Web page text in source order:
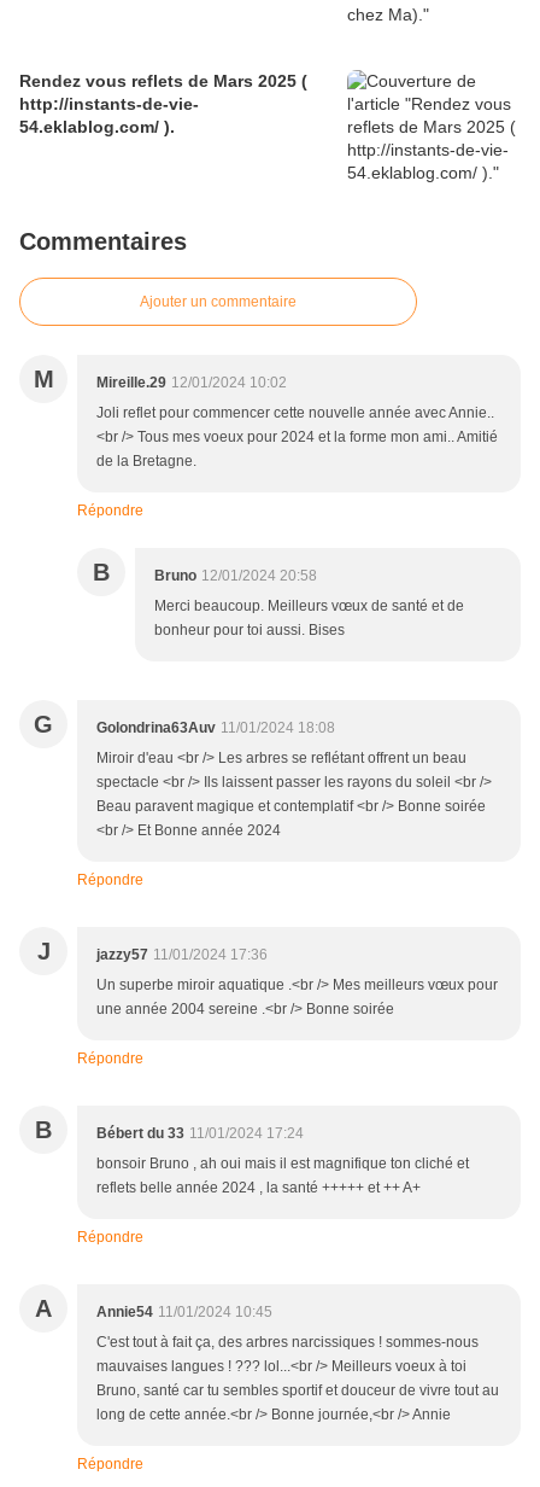
Rendez vous reflets de Mars 2025 (
http://instants-de-vie-
54.eklablog.com/ ).
Commentaires
Ajouter un commentaire
M Mireille.29 12/01/2024 10:02
Joli reflet pour commencer cette nouvelle année avec Annie..
<br /> Tous mes voeux pour 2024 et la forme mon ami.. Amitié
de la Bretagne.
Répondre
B Bruno 12/01/2024 20:58
Merci beaucoup. Meilleurs vœux de santé et de
bonheur pour toi aussi. Bises
G Golondrina63Auv 11/01/2024 18:08
Miroir d'eau <br /> Les arbres se reflétant offrent un beau
spectacle <br /> Ils laissent passer les rayons du soleil <br />
Beau paravent magique et contemplatif <br /> Bonne soirée
<br /> Et Bonne année 2024
Répondre
J jazzy57 11/01/2024 17:36
Un superbe miroir aquatique .<br /> Mes meilleurs vœux pour
une année 2004 sereine .<br /> Bonne soirée
Répondre
B Bébert du 33 11/01/2024 17:24
bonsoir Bruno , ah oui mais il est magnifique ton cliché et
reflets belle année 2024 , la santé +++++ et ++ A+
Répondre
A Annie54 11/01/2024 10:45
C'est tout à fait ça, des arbres narcissiques ! sommes-nous
mauvaises langues ! ??? lol...<br /> Meilleurs voeux à toi
Bruno, santé car tu sembles sportif et douceur de vivre tout au
long de cette année.<br /> Bonne journée,<br /> Annie
Répondre